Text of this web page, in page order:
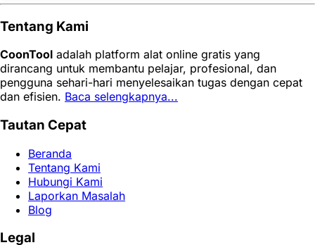
Tentang Kami
CoonTool adalah platform alat online gratis yang
dirancang untuk membantu pelajar, profesional, dan
pengguna sehari-hari menyelesaikan tugas dengan cepat
dan efisien. Baca selengkapnya...
Tautan Cepat
Beranda
Tentang Kami
Hubungi Kami
Laporkan Masalah
Blog
Legal